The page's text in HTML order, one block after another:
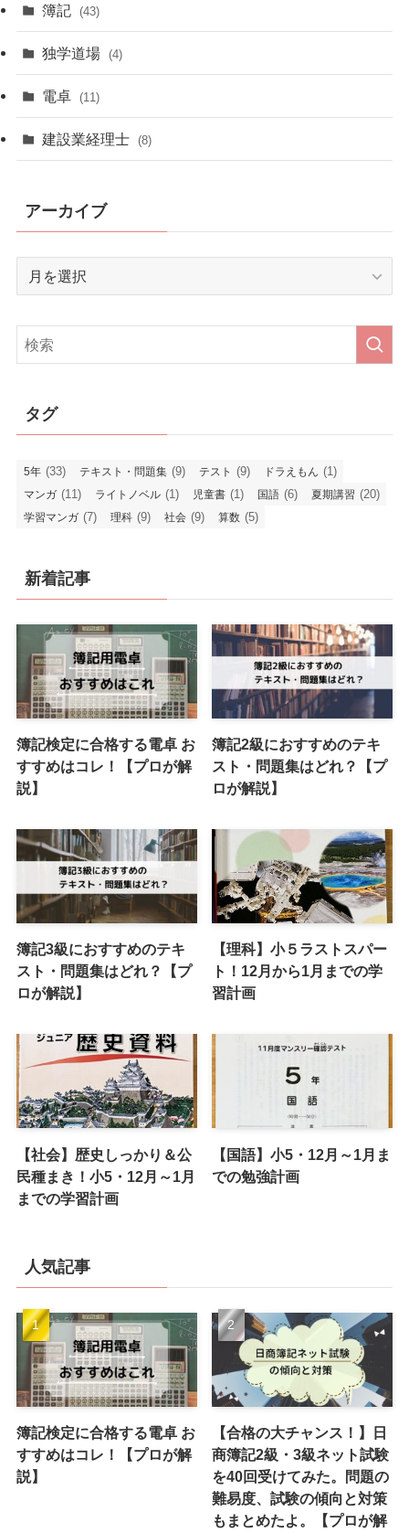
簿記 (43)
独学道場 (4)
電卓 (11)
建設業経理士 (8)
アーカイブ
イ
タグ
5年 (33) テキスト・問題集 (9) テスト (9) ドラえもん (1)
マンガ (11) ライトノベル (1) 児童書 (1) 国語 (6) 夏期講習 (20)
学習マンガ (7) 理科 (9) 社会 (9) 算数 (5)
新着記事
簿記検定に合格する電卓 お
すすめはコレ！【プロが解
説】
簿記2級におすすめのテキ
スト・問題集はどれ？【プ
ロが解説】
簿記3級におすすめのテキ
スト・問題集はどれ？【プ
ロが解説】
【理科】小５ラストスパー
ト！12月から1月までの学
習計画
【社会】歴史しっかり＆公
民種まき！小5・12月～1月
までの学習計画
【国語】小5・12月～1月ま
での勉強計画
人気記事
簿記検定に合格する電卓 お
すすめはコレ！【プロが解
説】
【合格の大チャンス！】日
商簿記2級・3級ネット試験
を40回受けてみた。問題の
難易度、試験の傾向と対策
もまとめたよ。【プロが解